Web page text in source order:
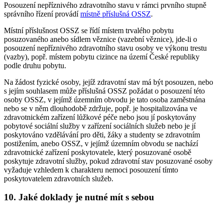
Posouzení nepříznivého zdravotního stavu v rámci prvního stupně
správního řízení provádímístně příslušná OSSZ.
Místní příslušnost OSSZ se řídí místem trvalého pobytu
posuzovaného anebo sídlem věznice (vazební věznice), jde-li o
posouzení nepříznivého zdravotního stavu osoby ve výkonu trestu
(vazby), popř. místem pobytu cizince na území České republiky
podle druhu pobytu.
Na žádost fyzické osoby, jejíž zdravotní stav má být posouzen, nebo
s jejím souhlasem může příslušná OSSZ požádat o posouzení této
osoby OSSZ, v jejímž územním obvodu je tato osoba zaměstnána
nebo se v něm dlouhodobě zdržuje, popř. je hospitalizována ve
zdravotnickém zařízení lůžkové péče nebo jsou jí poskytovány
pobytové sociální služby v zařízení sociálních služeb nebo je jí
poskytováno vzdělávání pro děti, žáky a studenty se zdravotním
postižením, anebo OSSZ, v jejímž územním obvodu se nachází
zdravotnické zařízení poskytovatele, který posuzované osobě
poskytuje zdravotní služby, pokud zdravotní stav posuzované osoby
vyžaduje vzhledem k charakteru nemoci posouzení tímto
poskytovatelem zdravotních služeb.
10. Jaké doklady je nutné mít s sebou